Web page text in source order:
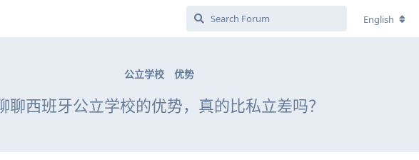
English
公立学校 优势
聊西班牙公立学校的优势，真的比私立差吗？